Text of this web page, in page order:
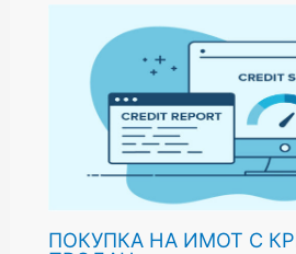
ПОКУПКА НА ИМОТ С